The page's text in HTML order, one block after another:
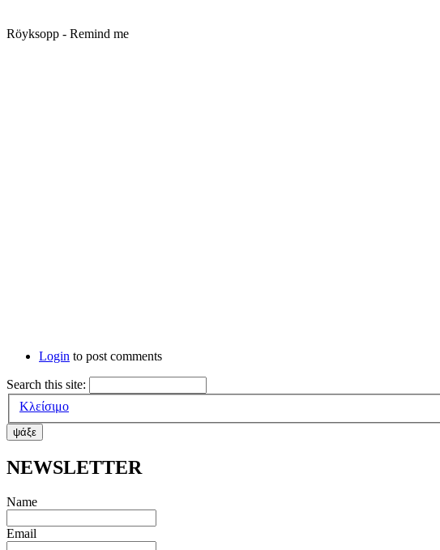
Röyksopp - Remind me
Login to post comments
Search this site:
Κλείσιμο
ΝΕWSLETTER
Name
Email